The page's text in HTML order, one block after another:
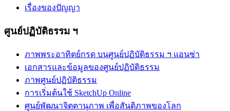
เรื่องของปัญญา
ศูนย์ปฏิบัติธรรม ฯ
ภาพพระอาทิตย์กรด บนศูนย์ปฏิบัติธรรม ฯ แอนซ่า
เอกสารและข้อมูลของศูนย์ปฏิบัติธรรม
ภาพศูนย์ปฏิบัติธรรม
การเริ่มต้นใช้ SketchUp Online
ศูนย์พัฒนาจิตตานุภาพ เพื่อสันติภาพของโลก